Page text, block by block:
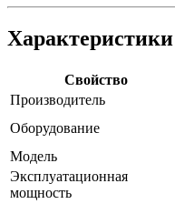
Характеристики
Свойство
Производитель
Оборудование
Модель
Эксплуатационная
мощность